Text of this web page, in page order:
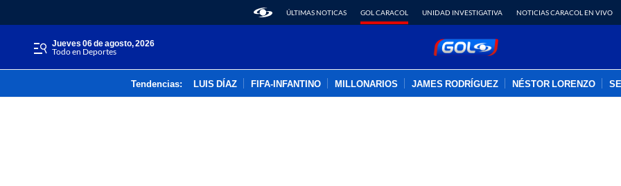
ÚLTIMAS NOTICAS GOL CARACOL UNIDAD INVESTIGATIVA NOTICIAS CARACOL EN VIVO
jueves 06 de agosto, 2026
Todo en Deportes
Tendencias: LUIS DÍAZ FIFA-INFANTINO MILLONARIOS JAMES RODRÍGUEZ NÉSTOR LORENZO